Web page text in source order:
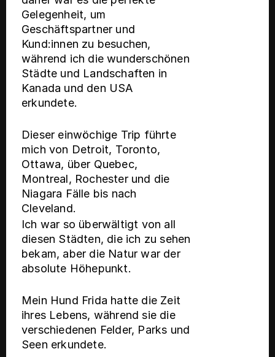
Gelegenheit, um
Geschäftspartner und
Kund:innen zu besuchen,
während ich die wunderschönen
Städte und Landschaften in
Kanada und den USA
erkundete.
Dieser einwöchige Trip führte
mich von Detroit, Toronto,
Ottawa, über Quebec,
Montreal, Rochester und die
Niagara Fälle bis nach
Cleveland.
Ich war so überwältigt von all
diesen Städten, die ich zu sehen
bekam, aber die Natur war der
absolute Höhepunkt.
Mein Hund Frida hatte die Zeit
ihres Lebens, während sie die
verschiedenen Felder, Parks und
Seen erkundete.